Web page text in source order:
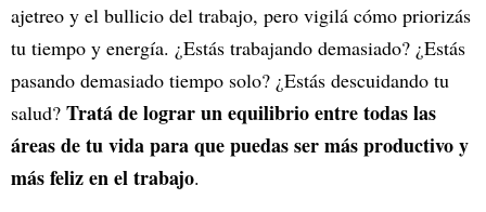
ajetreo y el bullicio del trabajo, pero vigilá cómo priorizás
tu tiempo y energía. ¿Estás trabajando demasiado? ¿Estás
pasando demasiado tiempo solo? ¿Estás descuidando tu
salud? Tratá de lograr un equilibrio entre todas las
áreas de tu vida para que puedas ser más productivo y
más feliz en el trabajo.